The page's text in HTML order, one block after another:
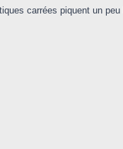
carrées piquent un